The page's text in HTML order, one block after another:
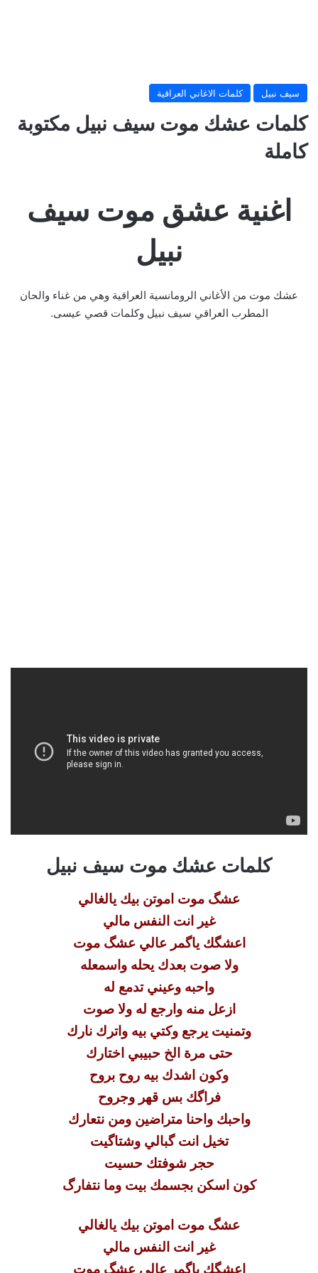
سيف نبيل كلمات الاغاني العراقية
كلمات عشك موت سيف نبيل مكتوبة
كاملة
اغنية عشق موت سيف
نبيل
عشك موت من الأغاني الرومانسية العراقية وهي من غناء والحان
المطرب العراقي سيف نبيل وكلمات قصي عيسى.
كلمات عشك موت سيف نبيل
عشگ موت اموتن بيك يالغالي
غير انت النفس مالي
اعشگك ياگمر عالي عشگ موت
ولا صوت بعدك يحله واسمعله
واحبه وعيني تدمع له
ازعل منه وارجع له ولا صوت
وتمنيت يرجع وكتي بيه واترك نارك
حتى مرة الخ حبيبي اختارك
وكون اشدك بيه روح بروح
فراگك بس قهر وجروح
واحبك واحنا متراضين ومن نتعارك
تخيل انت گبالي وشتاگيت
حجر شوفتك حسيت
كون اسكن بجسمك بيت وما نتفارگ
عشگ موت اموتن بيك يالغالي
غير انت النفس مالي
اعشگك ياگمر عالي عشگ موت